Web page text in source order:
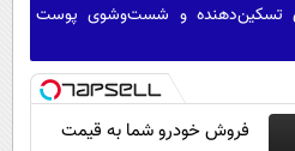
تسکین‌دهنده و شست‌وشوی پوست
فروش خودرو شما به قیمت